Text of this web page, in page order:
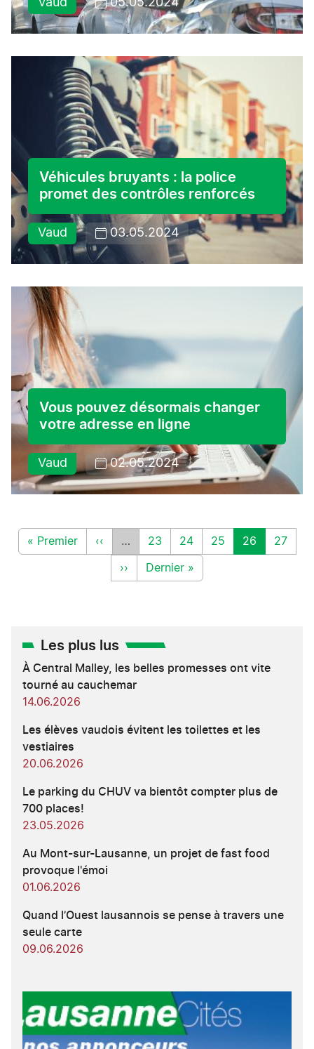
Vaud 05.05.2024
Véhicules bruyants : la police
promet des contrôles renforcés
Vaud 03.05.2024
Vous pouvez désormais changer
votre adresse en ligne
Vaud 02.05.2024
Pagination
Première page
« Premier Page précédente
‹‹ … Page
23 Page
24 Page
25 Page
26 Page
27
Page suivante
›› Dernière page
Dernier »
Les plus lus
À Central Malley, les belles promesses ont vite
tourné au cauchemar
14.06.2026
Les élèves vaudois évitent les toilettes et les
vestiaires
20.06.2026
Le parking du CHUV va bientôt compter plus de
700 places!
23.05.2026
Au Mont-sur-Lausanne, un projet de fast food
provoque l'émoi
01.06.2026
Quand l’Ouest lausannois se pense à travers une
seule carte
09.06.2026